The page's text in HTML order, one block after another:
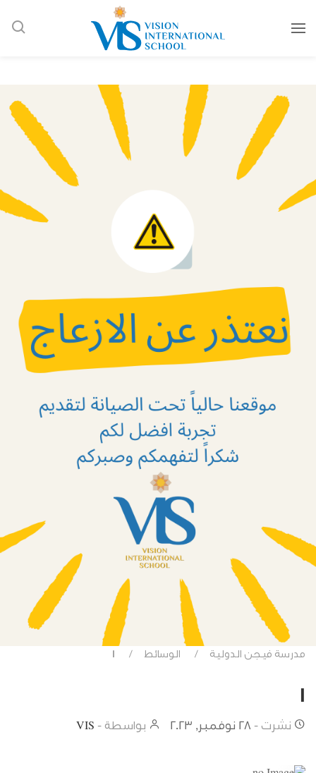
مدرسة فيجن الدولية الوسائط 1
1
نشرت - بواسطة - VIS